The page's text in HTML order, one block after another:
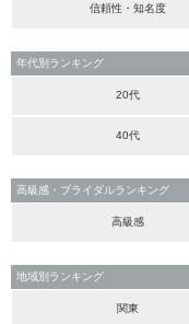
信頼性・知名度
年代別ランキング
20代
40代
高級感・ブライダルランキング
高級感
地域別ランキング
関東